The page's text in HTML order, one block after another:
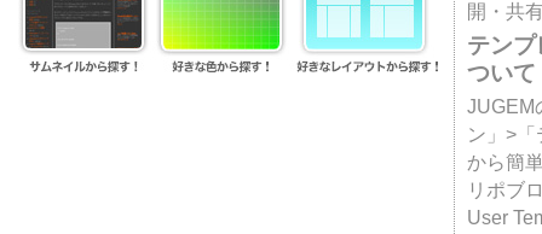
開・共
テン
ついて
JUGEM
ン」>
から簡
リポブ
User